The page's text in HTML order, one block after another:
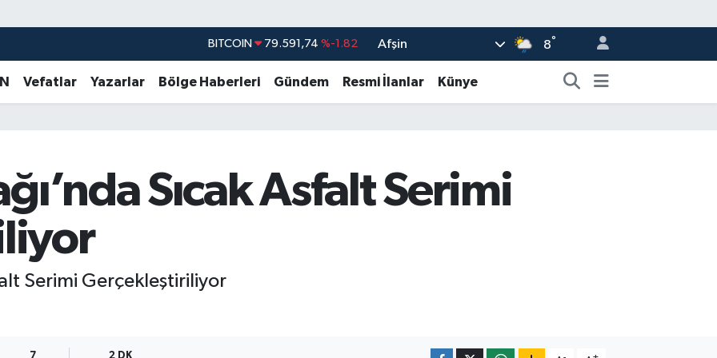
DOLAR 45,43620 %0.02
STERLİN 61,60380 %0.18
BITCOIN 79.591,74 %-1.82
Afşin 8°
Vefatlar Yazarlar Bölge Haberleri Gündem Resmi İlanlar Künye
Sıcak Asfalt Serimi
Serimi Gerçekleştiriliyor
7 2 DK